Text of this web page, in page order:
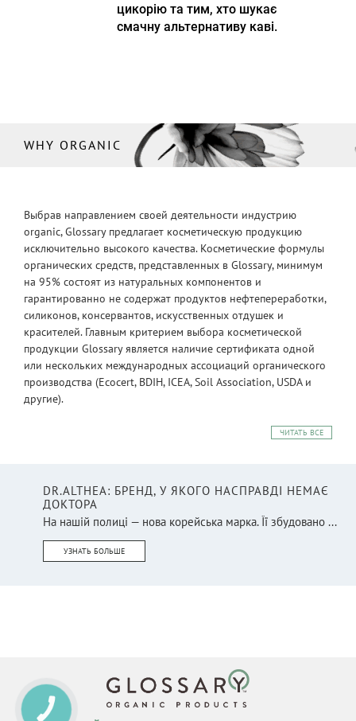
цикорію та тим, хто шукає
смачну альтернативу каві.
WHY ORGANIC
Выбрав направлением своей деятельности индустрию
organic, Glossary предлагает косметическую продукцию
исключительно высокого качества. Косметические формулы
органических средств, представленных в Glossary, минимум
на 95% состоят из натуральных компонентов и
гарантированно не содержат продуктов нефтепереработки,
силиконов, консервантов, искусственных отдушек и
красителей. Главным критерием выбора косметической
продукции Glossary является наличие сертификата одной
или нескольких международных ассоциаций органического
производства (Ecocert, BDIH, ICEA, Soil Association, USDA и
другие).
ЧИТАТЬ ВСЕ
DR.ALTHEA: БРЕНД, У ЯКОГО НАСПРАВДІ НЕМАЄ
ДОКТОРА
На нашій полиці — нова корейська марка. Її збудовано ...
УЗНАТЬ БОЛЬШЕ
КНОПКА
СВЯЗИ